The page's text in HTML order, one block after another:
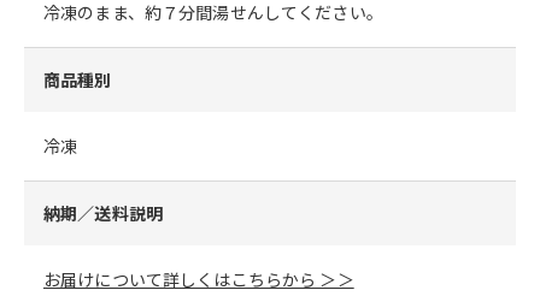
冷凍のまま、約７分間湯せんしてください。
商品種別
冷凍
納期／送料説明
お届けについて詳しくはこちらから ＞＞